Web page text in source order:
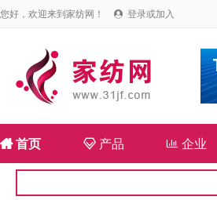
您好，欢迎来到家纺网！  登录或加入
首页 产品  企业